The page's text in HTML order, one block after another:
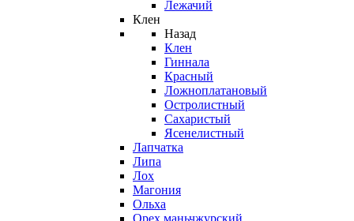
Лежачий
Клен
Назад
Клен
Гиннала
Красный
Ложноплатановый
Остролистный
Сахаристый
Ясенелистный
Лапчатка
Липа
Лох
Магония
Ольха
Орех маньчжурский